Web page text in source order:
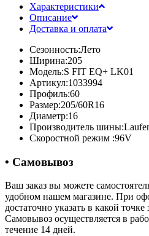
Характеристики
Описание
Доставка и оплата
Сезонность:Лето
Ширина:205
Модель:S FIT EQ+ LK01
Артикул:1033994
Профиль:60
Размер:205/60R16
Диаметр:16
Производитель шины:
Скоростной режим :96V
• Самовывоз
Ваш заказ вы можете
удобном нашем магазине. При
достаточно указать в какой точке
Самовывоз осуществляется в
течение 14 дней.